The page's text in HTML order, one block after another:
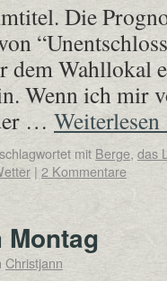
Die
dem Wahllokal
Wenn ich mir
… Weiterlesen
mit Berge, das
| 2 Kommentare
Montag
Christjann